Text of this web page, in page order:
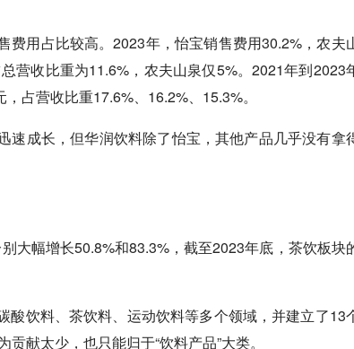
用占比较高。2023年，怡宝销售费用30.2%，农夫
营收比重为11.6%，农夫山泉仅5%。2021年到2023
占营收比重17.6%、16.2%、15.3%。
成长，但华润饮料除了怡宝，其他产品几乎没有拿
大幅增长50.8%和83.3%，截至2023年底，茶饮板块
饮料、茶饮料、运动饮料等多个领域，并建立了13
献太少，也只能归于“饮料产品”大类。